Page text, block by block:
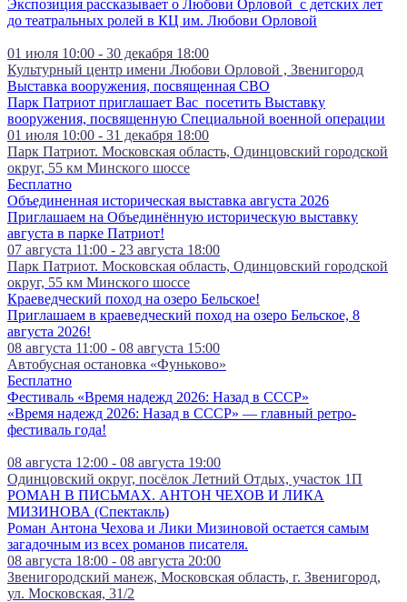
Экспозиция рассказывает о Любови Орловой с детских лет
до театральных ролей в КЦ им. Любови Орловой
01 июля 10:00 - 30 декабря 18:00
Культурный центр имени Любови Орловой , Звенигород
Выставка вооружения, посвященная СВО
Парк Патриот приглашает Вас посетить Выставку
вооружения, посвященную Специальной военной операции
01 июля 10:00 - 31 декабря 18:00
Парк Патриот. Московская область, Одинцовский городской
округ, 55 км Минского шоссе
Бесплатно
Объединенная историческая выставка августа 2026
Приглашаем на Объединённую историческую выставку
августа в парке Патриот!
07 августа 11:00 - 23 августа 18:00
Парк Патриот. Московская область, Одинцовский городской
округ, 55 км Минского шоссе
Краеведческий поход на озеро Бельское!
Приглашаем в краеведческий поход на озеро Бельское, 8
августа 2026!
08 августа 11:00 - 08 августа 15:00
Автобусная остановка «Фуньково»
Бесплатно
Фестиваль «Время надежд 2026: Назад в СССР»
«Время надежд 2026: Назад в СССР» — главный ретро-
фестиваль года!
08 августа 12:00 - 08 августа 19:00
Одинцовский округ, посёлок Летний Отдых, участок 1П
РОМАН В ПИСЬМАХ. АНТОН ЧЕХОВ И ЛИКА
МИЗИНОВА (Спектакль)
Роман Антона Чехова и Лики Мизиновой остается самым
загадочным из всех романов писателя.
08 августа 18:00 - 08 августа 20:00
Звенигородский манеж, Московская область, г. Звенигород,
ул. Московская, 31/2